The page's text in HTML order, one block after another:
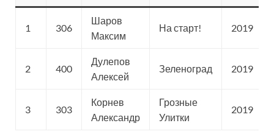
1 306
Шаров
Максим
На старт! 2019
2 400
Дулепов
Алексей
Зеленоград 2019
3 303
Корнев
Александр
Грозные
Улитки
2019